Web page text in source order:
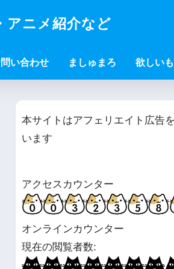
ニメ紹介など
い合わせ ましゅまろ 欲しい
本サイトはアフェリエイト広告
います
アクセスカウンター
オンラインカウンター
現在の閲覧者数: